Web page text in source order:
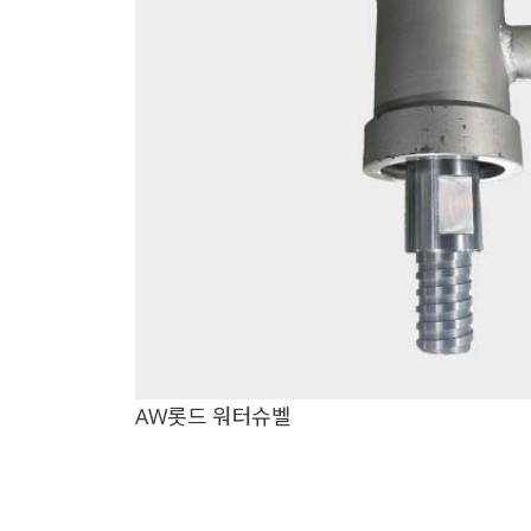
AW롯드 워터슈벨